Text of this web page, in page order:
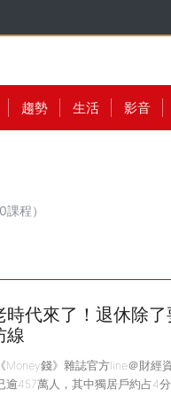
趨勢 生活 影音
程）
時代來了！退休除
線
Money錢》雜誌官方line＠財經
逾457萬人，其中獨居戶約占4